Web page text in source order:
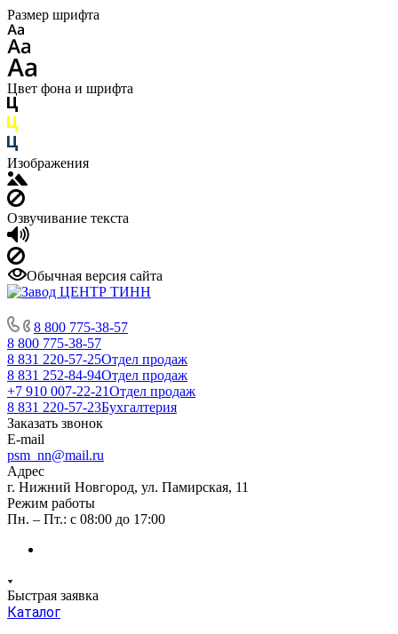
Размер шрифта
Цвет фона и шрифта
Изображения
Озвучивание текста
Обычная версия сайта
8 800 775-38-57
8 800 775-38-57
8 831 220-57-25Отдел продаж
8 831 252-84-94Отдел продаж
+7 910 007-22-21Отдел продаж
8 831 220-57-23Бухгалтерия
Заказать звонок
E-mail
psm_nn@mail.ru
Адрес
г. Нижний Новгород, ул. Памирская, 11
Режим работы
Пн. – Пт.: с 08:00 до 17:00
Быстрая заявка
Каталог